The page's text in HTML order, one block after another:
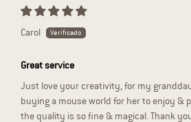
Carol
Great service
Just love your creativity, for my
buying a mouse world for her to enjoy &
the quality is so fine & magical. Thank